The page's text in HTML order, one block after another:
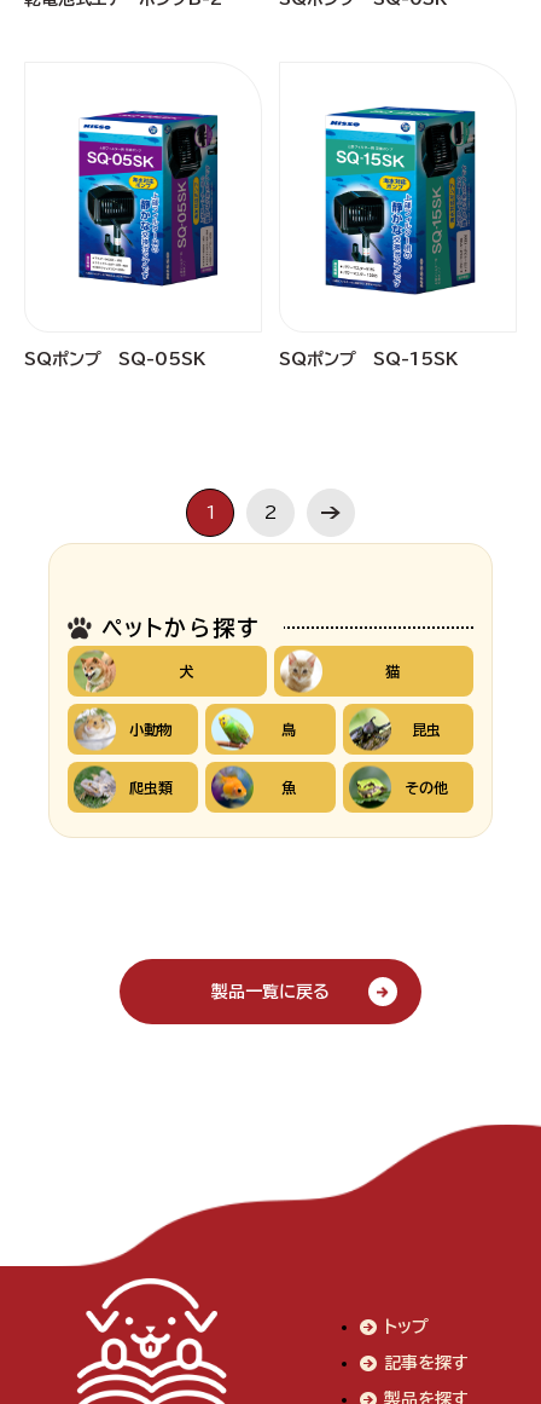
SQポンプ SQ-05SK SQポンプ SQ-15SK
1 2
ペットから探す
犬 猫
小動物 鳥 昆虫
爬虫類 魚 その他
製品一覧に戻る
トップ
記事を探す
製品を探す